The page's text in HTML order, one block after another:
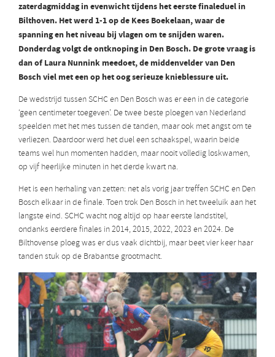
zaterdagmiddag in evenwicht tijdens het eerste finaleduel in
Bilthoven. Het werd 1-1 op de Kees Boekelaan, waar de
spanning en het niveau bij vlagen om te snijden waren.
Donderdag volgt de ontknoping in Den Bosch. De grote vraag is
dan of Laura Nunnink meedoet, de middenvelder van Den
Bosch viel met een op het oog serieuze knieblessure uit.
De wedstrijd tussen SCHC en Den Bosch was er een in de categorie
‘geen centimeter toegeven’. De twee beste ploegen van Nederland
speelden met het mes tussen de tanden, maar ook met angst om te
verliezen. Daardoor werd het duel een schaakspel, waarin beide
teams wel hun momenten hadden, maar nooit volledig loskwamen,
op vijf heerlijke minuten in het derde kwart na.
Het is een herhaling van zetten: net als vorig jaar treffen SCHC en Den
Bosch elkaar in de finale. Toen trok Den Bosch in het tweeluik aan het
langste eind. SCHC wacht nog altijd op haar eerste landstitel,
ondanks eerdere finales in 2014, 2015, 2022, 2023 en 2024. De
Bilthovense ploeg was er dus vaak dichtbij, maar beet vier keer haar
tanden stuk op de Brabantse grootmacht.